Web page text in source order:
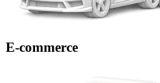
E-commerce